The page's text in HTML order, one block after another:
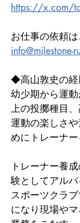
https://x.com/
お仕事の依頼
info@milestone-
◆高山敦史の
幼少期から運
上の投擲種目
運動の楽しさ
めにトレーナー
トレーナー養
験としてアル
スポーツクラ
になり現場や